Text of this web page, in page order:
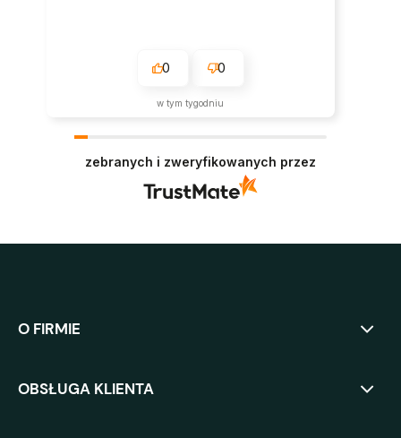
0 0
w tym tygodniu
zebranych i zweryfikowanych przez
O FIRMIE
OBSŁUGA KLIENTA